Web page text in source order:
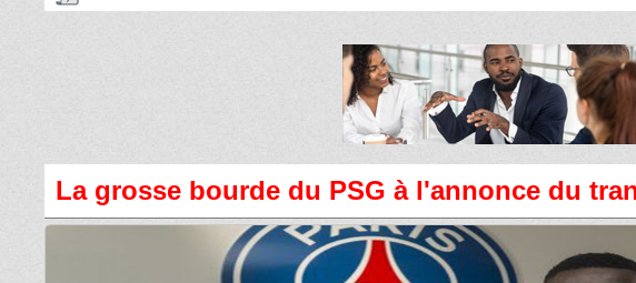
La grosse bourde du PSG à l'annonce du